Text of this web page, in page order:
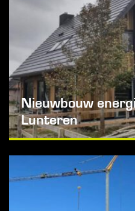
Nieuwbouw
Lunteren